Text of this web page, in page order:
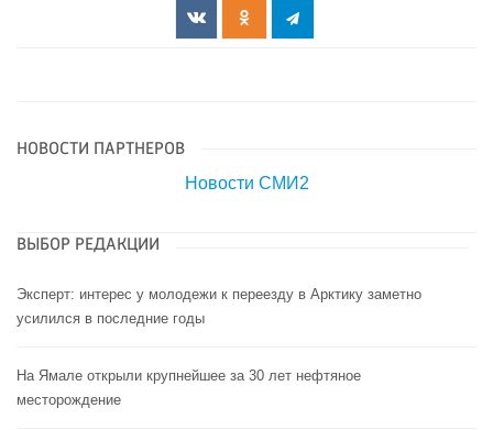
НОВОСТИ ПАРТНЕРОВ
Новости СМИ2
ВЫБОР РЕДАКЦИИ
Эксперт: интерес у молодежи к переезду в Арктику заметно
усилился в последние годы
На Ямале открыли крупнейшее за 30 лет нефтяное
месторождение